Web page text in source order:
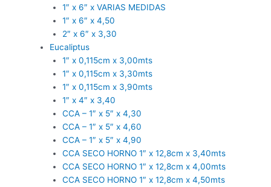
1″ x 6″ x VARIAS MEDIDAS
1″ x 6″ x 4,50
2″ x 6″ x 3,30
Eucaliptus
1″ x 0,115cm x 3,00mts
1″ x 0,115cm x 3,30mts
1″ x 0,115cm x 3,90mts
1″ x 4″ x 3,40
CCA – 1″ x 5″ x 4,30
CCA – 1″ x 5″ x 4,60
CCA – 1″ x 5″ x 4,90
CCA SECO HORNO 1″ x 12,8cm x 3,40mts
CCA SECO HORNO 1″ x 12,8cm x 4,00mts
CCA SECO HORNO 1″ x 12,8cm x 4,50mts